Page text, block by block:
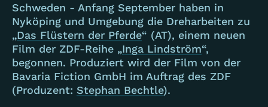
Schweden - Anfang September haben in
Nyköping und Umgebung die Dreharbeiten zu
„Das Flüstern der Pferde“ (AT), einem neuen
Film der ZDF-Reihe „Inga Lindström“,
begonnen. Produziert wird der Film von der
Bavaria Fiction GmbH im Auftrag des ZDF
(Produzent: Stephan Bechtle).